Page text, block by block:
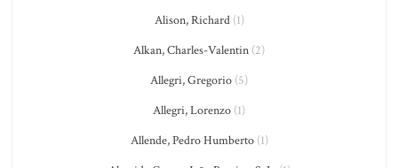
Alison, Richard(1)
Alkan, Charles-Valentin (2)
Allegri, Gregorio (5)
Allegri, Lorenzo (1)
Allende, Pedro Humberto(1)